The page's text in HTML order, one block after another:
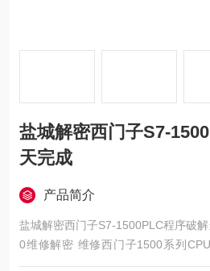
盐城解密西门子S7-
天完成
产品简介
盐城解密西门子S7-1500PLC程序破
0维修解密 维修西门子1500系列
密，西门子PLC1512维修解密，西门